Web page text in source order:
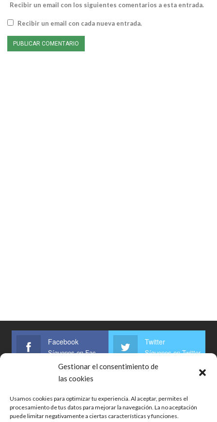
Gestionar el consentimiento de
las cookies
Usamos cookies para optimizar tu experiencia. Al aceptar, permites el
procesamiento de tus datos para mejorar la navegación. La no aceptación
puede limitar negativamente a ciertas características y funciones.
Recibir un email con los siguientes comentarios a esta entrada.
Recibir un email con cada nueva entrada.
Facebook
Síguenos en Facebook
Twitter
Síguenos en Twitter